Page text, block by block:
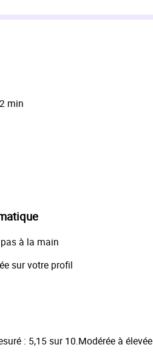
min
à la main
sur votre profil
: 5,15 sur 10.Modérée à élevée